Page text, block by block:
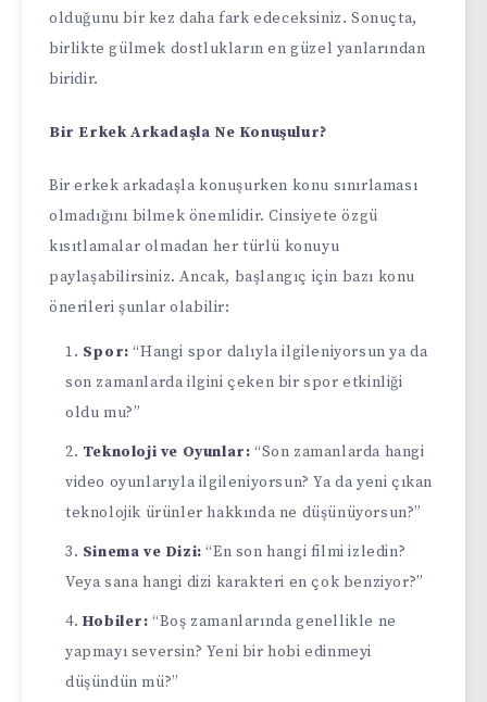
olduğunu bir kez daha fark edeceksiniz. Sonuçta,
birlikte gülmek dostlukların en güzel yanlarından
biridir.
Bir Erkek Arkadaşla Ne Konuşulur?
Bir erkek arkadaşla konuşurken konu sınırlaması
olmadığını bilmek önemlidir. Cinsiyete özgü
kısıtlamalar olmadan her türlü konuyu
paylaşabilirsiniz. Ancak, başlangıç için bazı konu
önerileri şunlar olabilir:
Spor: “Hangi spor dalıyla ilgileniyorsun ya da
son zamanlarda ilgini çeken bir spor etkinliği
oldu mu?”
Teknoloji ve Oyunlar: “Son zamanlarda hangi
video oyunlarıyla ilgileniyorsun? Ya da yeni çıkan
teknolojik ürünler hakkında ne düşünüyorsun?”
Sinema ve Dizi: “En son hangi filmi izledin?
Veya sana hangi dizi karakteri en çok benziyor?”
Hobiler: “Boş zamanlarında genellikle ne
yapmayı seversin? Yeni bir hobi edinmeyi
düşündün mü?”